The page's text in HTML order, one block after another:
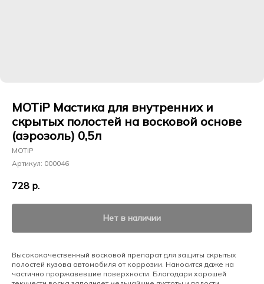
MOTiP Мастика для внутренних и
скрытых полостей на восковой основе
(аэрозоль) 0,5л
MOTIP
Артикул: 000046
728 р.
Нет в наличии
Высококачественный восковой препарат для защиты скрытых
полостей кузова автомобиля от коррозии. Наносится даже на
частично проржавевшие поверхности. Благодаря хорошей